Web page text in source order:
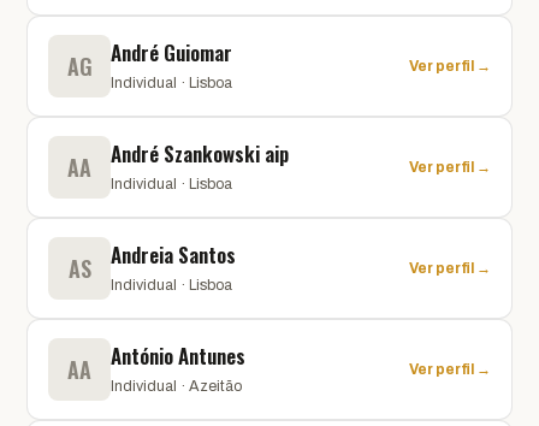
AG André Guiomar
Individual · Lisboa
Ver perfil →
AA André Szankowski aip
Individual · Lisboa
Ver perfil →
AS Andreia Santos
Individual · Lisboa
Ver perfil →
AA António Antunes
Individual · Azeitão
Ver perfil →